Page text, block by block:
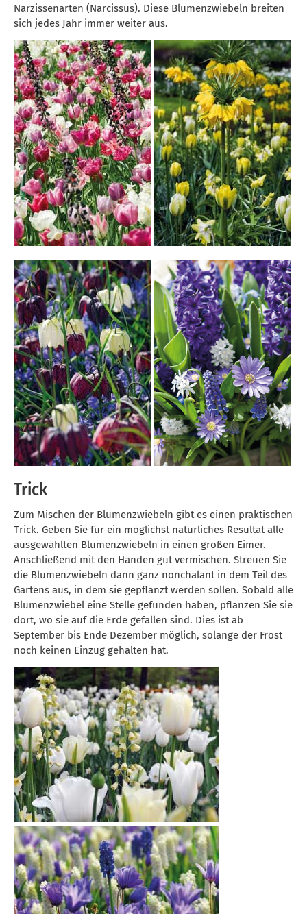
Narzissenarten (Narcissus). Diese Blumenzwiebeln breiten
sich jedes Jahr immer weiter aus.
Trick
Zum Mischen der Blumenzwiebeln gibt es einen praktischen
Trick. Geben Sie für ein möglichst natürliches Resultat alle
ausgewählten Blumenzwiebeln in einen großen Eimer.
Anschließend mit den Händen gut vermischen. Streuen Sie
die Blumenzwiebeln dann ganz nonchalant in dem Teil des
Gartens aus, in dem sie gepflanzt werden sollen. Sobald alle
Blumenzwiebel eine Stelle gefunden haben, pflanzen Sie sie
dort, wo sie auf die Erde gefallen sind. Dies ist ab
September bis Ende Dezember möglich, solange der Frost
noch keinen Einzug gehalten hat.